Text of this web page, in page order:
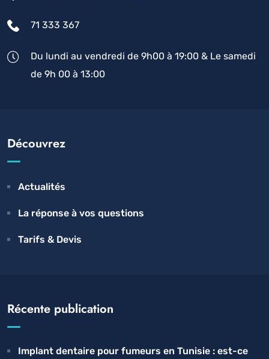
71 333 367
Du lundi au vendredi de 9h00 à 19:00 & Le samedi
de 9h 00 à 13:00
Découvrez
Actualités
La réponse à vos questions
Tarifs & Devis
Récente publication
Implant dentaire pour fumeurs en Tunisie : est-ce